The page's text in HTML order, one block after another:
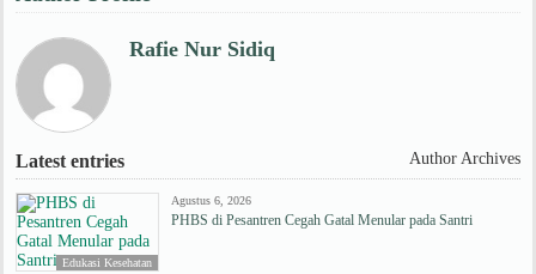
Rafie Nur Sidiq
Latest entries Author Archives
Edukasi Kesehatan
Agustus 6, 2026
PHBS di Pesantren Cegah Gatal Menular pada Santri